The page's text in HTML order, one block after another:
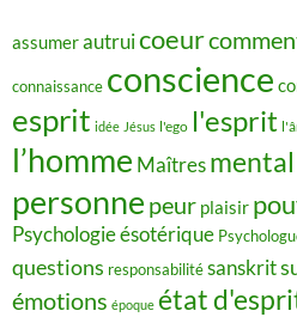
assumerautruicoeur
connaissance conscience
esprit idée Jésus l'ego l'esprit
l’homme Maîtres mental
personne peur plaisir
Psychologie ésotérique
questions responsabilitésanskrit
émotions époque état